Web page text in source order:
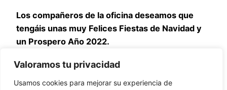
Valoramos tu privacidad
Usamos cookies para mejorar su experiencia de
Los compañeros de la oficina deseamos que
tengáis unas muy Felices Fiestas de Navidad y
un Prospero Año 2022.
DESCARGAR CARTEL